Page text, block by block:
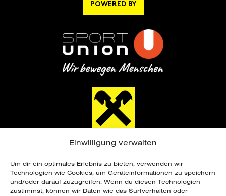
Einwilligung verwalten
Um dir ein optimales Erlebnis zu bieten, verwenden wir
Technologien wie Cookies, um Geräteinformationen zu speichern
und/oder darauf zuzugreifen. Wenn du diesen Technologien
zustimmst, können wir Daten wie das Surfverhalten oder
POWERED BY